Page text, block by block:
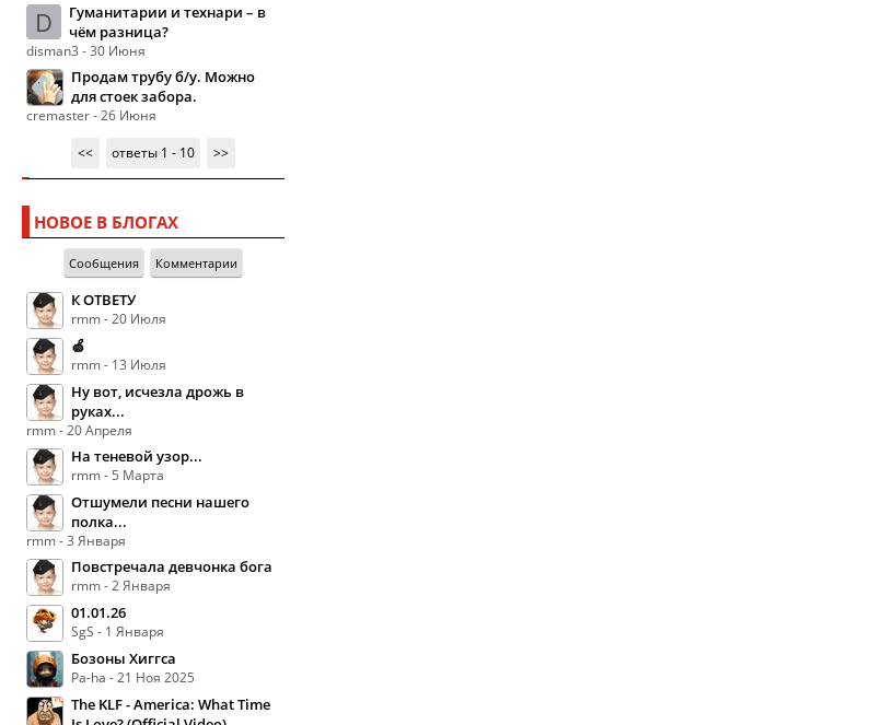
D
Гуманитарии и технари – в
чём разница?
disman3 - 30 Июня
Продам трубу б/у. Можно
для стоек забора.
cremaster - 26 Июня
<<
ответы 1 - 10 >>
НОВОЕ В БЛОГАХ
Сообщения Комментарии
К ОТВЕТУ
rmm - 20 Июля
🍏
rmm - 13 Июля
Ну вот, исчезла дрожь в
руках...
rmm - 20 Апреля
На теневой узор...
rmm - 5 Марта
Отшумели песни нашего
полка...
rmm - 3 Января
Повстречала девчонка бога
rmm - 2 Января
01.01.26
SgS - 1 Января
Бозоны Хиггса
Pa-ha - 21 Ноя 2025
The KLF - America: What Time